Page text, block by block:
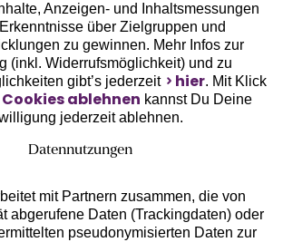
Anzeigen- und Inhaltsmessungen
über Zielgruppen und
zu gewinnen. Mehr Infos zur
(inkl. Widerrufsmöglichkeit) und zu
gibt’s jederzeit
hier. Mit Klick
Cookies ablehnen kannst Du Deine
jederzeit ablehnen.
Datennutzungen
mit Partnern zusammen, die von
abgerufene Daten (Trackingdaten) oder
pseudonymisierten Daten zur